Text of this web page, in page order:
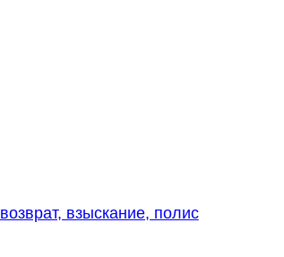
взыскание, полис